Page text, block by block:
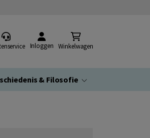
Inloggen Winkelwagen
& Filosofie